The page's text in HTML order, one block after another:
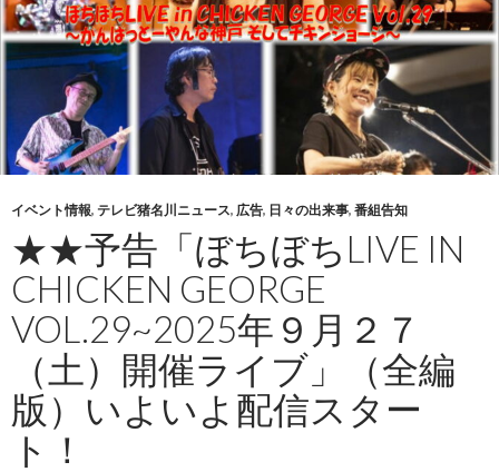
イベント情報, テレビ猪名川ニュース, 広告, 日々の出来事, 番組告知
★★予告「ぼちぼちLIVE IN
CHICKEN GEORGE
VOL.29~2025年９月２７
（土）開催ライブ」（全編
版）いよいよ配信スター
ト！